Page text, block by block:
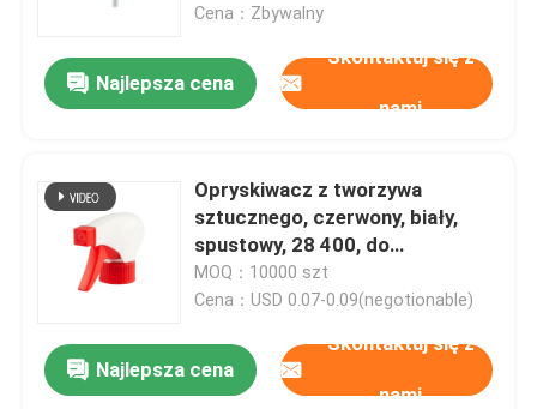
Cena：Zbywalny
Najlepsza cena
Skontaktuj się z
nami
Opryskiwacz z tworzywa
sztucznego, czerwony, biały,
spustowy, 28 400, do
czyszczenia w domu
MOQ：10000 szt
Cena：USD 0.07-0.09(negotionable)
Najlepsza cena
Skontaktuj się z
nami